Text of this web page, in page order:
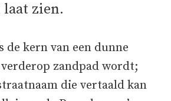
laat zien.
de kern van een dunne
zandpad wordt;
die vertaald kan